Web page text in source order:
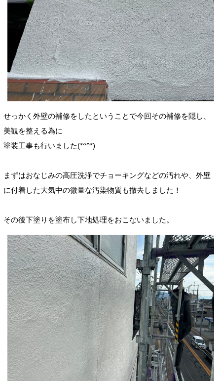
せっかく外壁の補修をしたということで今回その補修を隠し、
美観を整える為に
塗装工事も行いました(*^^*)
まずはおなじみの高圧洗浄でチョーキングなどの汚れや、外壁
に付着した大気中の微量な汚染物質も撤去しました！
その後下塗りを塗布し下地処理をおこないました。